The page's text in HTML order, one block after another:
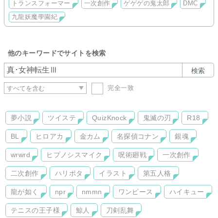
夢小説は名前変換可能です。
トランスフォーマー 一次創作 ゲゲゲの鬼太郎
DMC
九龍妖魔學園紀
他のキーワードでサイトを検索
検索
完全一致
夢小説 ツイステ QuizKnock 鬼滅の刃 R18
BL ヒロアカ 金カム 名探偵コナン 銀魂
wrwrd ヒプノシスマイク 呪術廻戦 一次創作
二次創作 ハリポタ イラスト 第五人格
龍が如く npr nmmn ワンピース ハイキュー
テニスの王子様 鯨人 刀剣乱舞